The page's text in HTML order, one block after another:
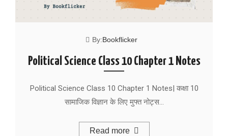
By:Bookflicker
Political Science Class 10 Chapter 1 Notes
Political Science Class 10 Chapter 1 Notes| कक्षा 10
सामाजिक विज्ञान के लिए मुफ्त नोट्स…
Read more